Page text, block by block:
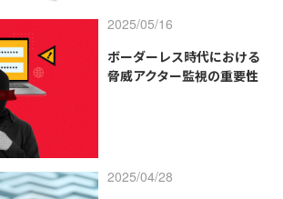
2025/05/16
ボーダーレス時代における
脅威アクター監視の重要性
2025/04/28